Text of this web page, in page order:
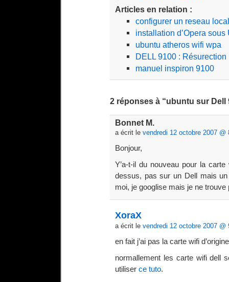
Articles en relation :
configurer un reseau
installation d’Opera sous
ubuntu atheros wifi wpa
DELL 9100 : Résurection
manuel inspiron 9100
2 réponses à “ubuntu sur Dell
Bonnet M.
a écrit le vendredi 12 octobre 2007 @
Bonjour,
Y’a-t-il du nouveau pour la
dessus, pas sur un Dell mais
moi, je googlise mais je ne
XoraX
a écrit le vendredi 12 octobre 2007 @
en fait j’ai pas la carte wifi
normallement les carte wifi dell
utiliser ce tuto.